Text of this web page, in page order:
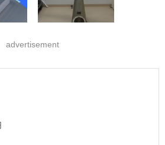
advertisement